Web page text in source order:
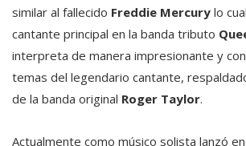
similar al fallecido Freddie Mercury lo
cantante principal en la banda tributo
interpreta de manera impresionante y
temas del legendario cantante,
de la banda original Roger Taylor.
Actualmente como músico solista lanzó